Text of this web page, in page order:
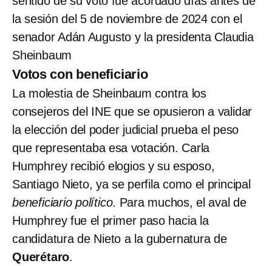
la sesión del 5 de noviembre de 2024 con el
senador Adán Augusto y la presidenta Claudia
Sheinbaum
Votos con beneficiario
La molestia de Sheinbaum contra los
consejeros del INE que se opusieron a validar
la elección del poder judicial prueba el peso
que representaba esa votación. Carla
Humphrey recibió elogios y su esposo,
Santiago Nieto, ya se perfila como el principal
beneficiario político. Para muchos, el aval de
Humphrey fue el primer paso hacia la
candidatura de Nieto a la gubernatura de
Querétaro.